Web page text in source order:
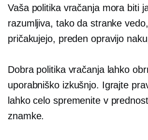
Vaša politika vračanja mora biti
razumljiva, tako da stranke
pričakujejo, preden opravijo
Dobra politika vračanja lahko
uporabniško izkušnjo. Igrajte
lahko celo spremenite v
znamke.